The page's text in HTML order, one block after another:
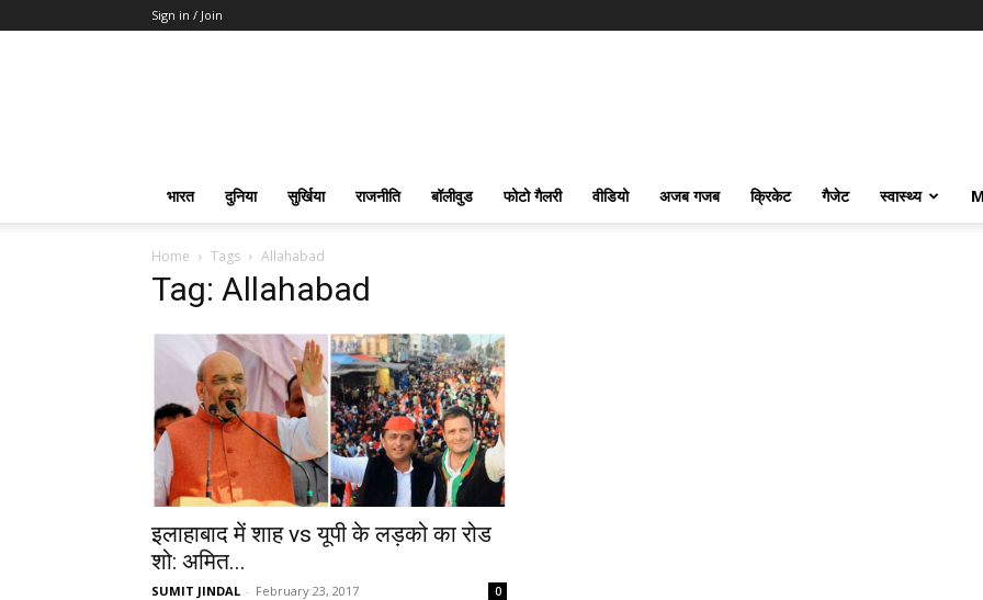
Sign in / Join
भारत दुनिया सुर्खिया राजनीति बॉलीवुड फोटो गैलरी वीडियो अजब गजब क्रिकेट गैजेट स्वास्थ्य
Home Tags Allahabad
Tag: Allahabad
इलाहाबाद में शाह vs यूपी के लड़को का रोड
शो: अमित...
SUMIT JINDAL - February 23, 2017 0